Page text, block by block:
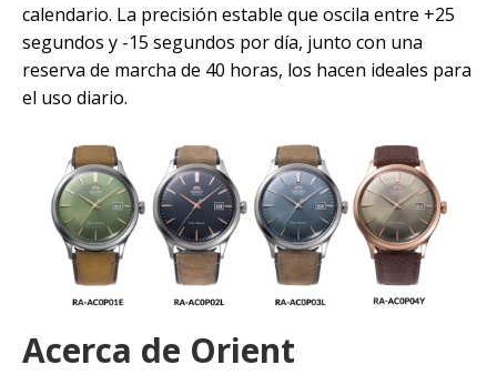
calendario. La precisión estable que oscila entre +25
segundos y -15 segundos por día, junto con una
reserva de marcha de 40 horas, los hacen ideales para
el uso diario.
Acerca de Orient